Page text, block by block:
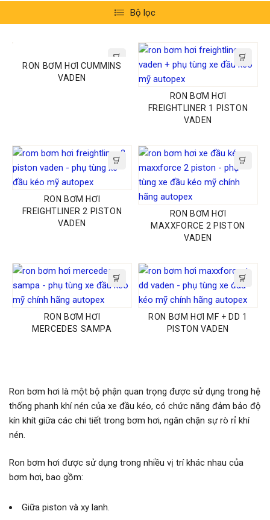
Bộ lọc
RON BƠM HƠI CUMMINS
VADEN
RON BƠM HƠI
FREIGHTLINER 1 PISTON
VADEN
RON BƠM HƠI
FREIGHTLINER 2 PISTON
VADEN
RON BƠM HƠI
MAXXFORCE 2 PISTON
VADEN
RON BƠM HƠI
MERCEDES SAMPA
RON BƠM HƠI MF + DD 1
PISTON VADEN
Ron bơm hơi là một bộ phận quan trọng được sử dụng trong hệ
thống phanh khí nén của xe đầu kéo, có chức năng đảm bảo độ
kín khít giữa các chi tiết trong bơm hơi, ngăn chặn sự rò rỉ khí
nén.
Ron bơm hơi được sử dụng trong nhiều vị trí khác nhau của
bơm hơi, bao gồm:
Giữa piston và xy lanh.